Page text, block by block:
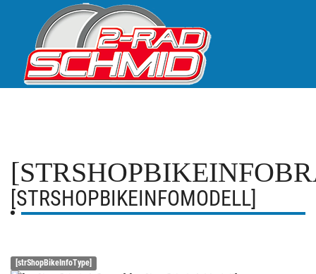
[STRSHOPBIKEINFOMODELL]
[strShopBikeInfoType]